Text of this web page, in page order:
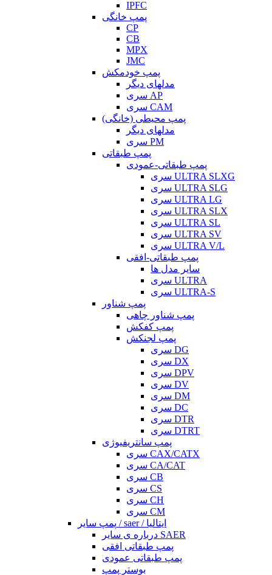
IPFC
پمپ خانگی
CP
CB
MPX
JMC
پمپ خودمکش
مدلهای دیگر
سری AP
سری CAM
پمپ محیطی (خانگی)
مدلهای دیگر
سری PM
پمپ طبقاتی
پمپ طبقاتی-عمودی
سری ULTRA SLXG
سری ULTRA SLG
سری ULTRA LG
سری ULTRA SLX
سری ULTRA SL
سری ULTRA SV
سری ULTRA V/L
پمپ طبقاتی-افقی
سایر مدل ها
سری ULTRA
سری ULTRA-S
پمپ شناور
پمپ شناور چاهی
پمپ کفکش
پمپ لجنکش
سری DG
سری DX
سری DPV
سری DV
سری DM
سری DC
سری DTR
سری DTRT
پمپ سانتریفیوژی
سری CAX/CATX
سری CA/CAT
سری CB
سری CS
سری CH
سری CM
پمپ سایر / saer / ایتالیا
درباره ی سایر SAER
پمپ طبقاتی افقی
پمپ طبقاتی عمودی
بوستر پمپ